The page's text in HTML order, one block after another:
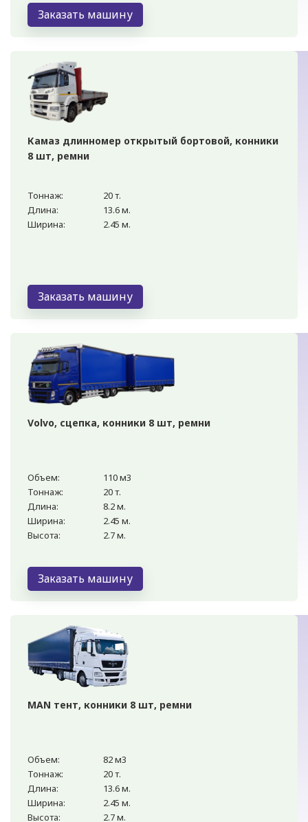
Заказать машину
Камаз длинномер открытый бортовой, конники
8 шт, ремни
Тоннаж:
20 т.
Длина:
13.6 м.
Ширина:
2.45 м.
Заказать машину
Volvo, сцепка, конники 8 шт, ремни
Объем:
110 м3
Тоннаж:
20 т.
Длина:
8.2 м.
Ширина:
2.45 м.
Высота:
2.7 м.
Заказать машину
MAN тент, конники 8 шт, ремни
Объем:
82 м3
Тоннаж:
20 т.
Длина:
13.6 м.
Ширина:
2.45 м.
Высота:
2.7 м.